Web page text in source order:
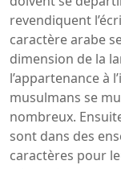
revendiquent
caractère arabe
dimension de la
l’appartenance à
musulmans se
nombreux.
sont dans des
caractères pour